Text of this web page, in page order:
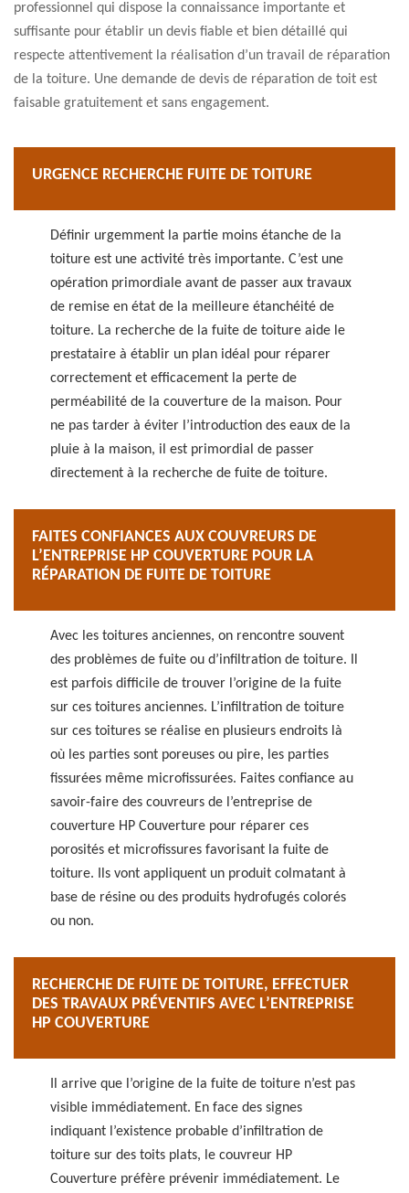
professionnel qui dispose la connaissance importante et
suffisante pour établir un devis fiable et bien détaillé qui
respecte attentivement la réalisation d’un travail de réparation
de la toiture. Une demande de devis de réparation de toit est
faisable gratuitement et sans engagement.
URGENCE RECHERCHE FUITE DE TOITURE
Définir urgemment la partie moins étanche de la
toiture est une activité très importante. C’est une
opération primordiale avant de passer aux travaux
de remise en état de la meilleure étanchéité de
toiture. La recherche de la fuite de toiture aide le
prestataire à établir un plan idéal pour réparer
correctement et efficacement la perte de
perméabilité de la couverture de la maison. Pour
ne pas tarder à éviter l’introduction des eaux de la
pluie à la maison, il est primordial de passer
directement à la recherche de fuite de toiture.
FAITES CONFIANCES AUX COUVREURS DE
L’ENTREPRISE HP COUVERTURE POUR LA
RÉPARATION DE FUITE DE TOITURE
Avec les toitures anciennes, on rencontre souvent
des problèmes de fuite ou d’infiltration de toiture. Il
est parfois difficile de trouver l’origine de la fuite
sur ces toitures anciennes. L’infiltration de toiture
sur ces toitures se réalise en plusieurs endroits là
où les parties sont poreuses ou pire, les parties
fissurées même microfissurées. Faites confiance au
savoir-faire des couvreurs de l’entreprise de
couverture HP Couverture pour réparer ces
porosités et microfissures favorisant la fuite de
toiture. Ils vont appliquent un produit colmatant à
base de résine ou des produits hydrofugés colorés
ou non.
RECHERCHE DE FUITE DE TOITURE, EFFECTUER
DES TRAVAUX PRÉVENTIFS AVEC L’ENTREPRISE
HP COUVERTURE
Il arrive que l’origine de la fuite de toiture n’est pas
visible immédiatement. En face des signes
indiquant l’existence probable d’infiltration de
toiture sur des toits plats, le couvreur HP
Couverture préfère prévenir immédiatement. Le